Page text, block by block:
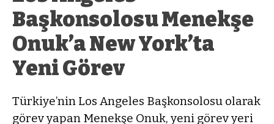
Başkonsolosu Menekşe
Onuk’a New York’ta
Yeni Görev
Türkiye’nin Los Angeles Başkonsolosu olarak
görev yapan Menekşe Onuk, yeni görev yeri